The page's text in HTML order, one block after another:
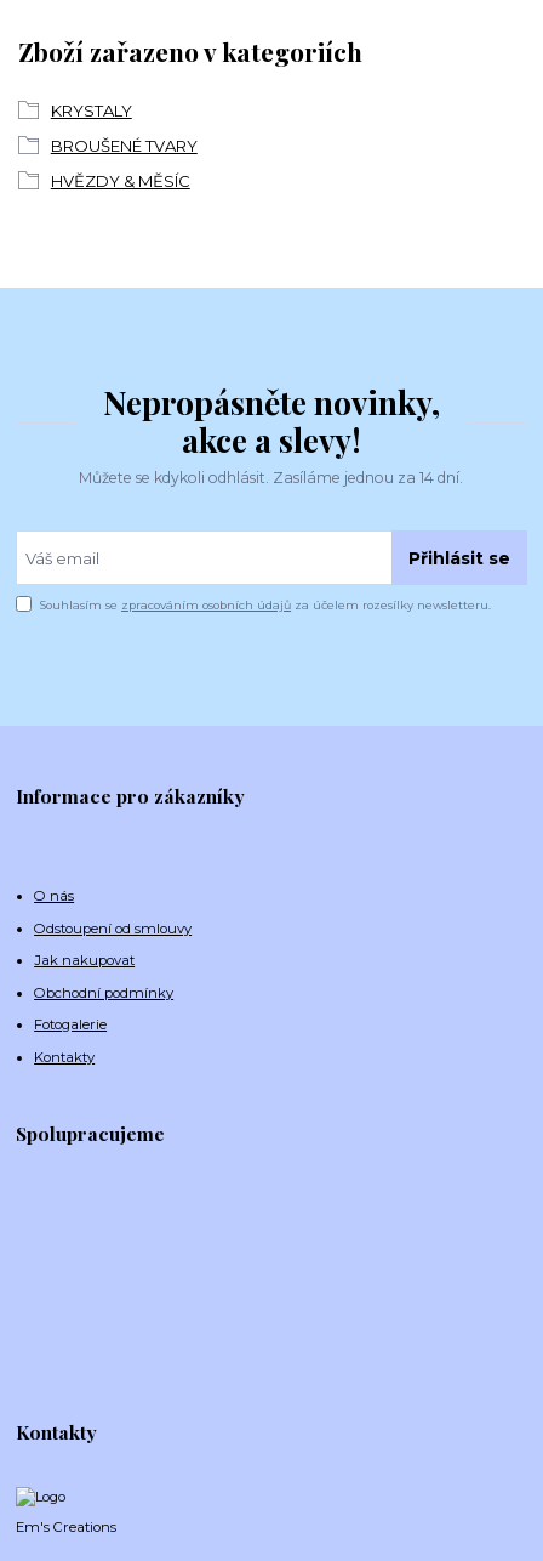
Zboží zařazeno v kategoriích
KRYSTALY
BROUŠENÉ TVARY
HVĚZDY & MĚSÍC
Nepropásněte novinky,
akce a slevy!
Můžete se kdykoli odhlásit. Zasíláme jednou za 14 dní.
Přihlásit se
Souhlasím se zpracováním osobních údajů za účelem rozesílky newsletteru.
Informace pro zákazníky
O nás
Odstoupení od smlouvy
Jak nakupovat
Obchodní podmínky
Fotogalerie
Kontakty
Spolupracujeme
Kontakty
Em's Creations